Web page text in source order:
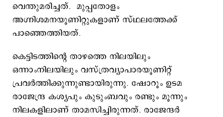
വെന്തുമരിച്ചത്. മുപ്പതോളം
അഗ്നിശമനയൂണിറ്റുകളാണ് സ്ഥലത്തേക്ക്
പാഞ്ഞെത്തിയത്.
കെട്ടിടത്തിന്റെ താഴത്തെ നിലയിലും
ഒന്നാംനിലയിലും വസ്ത്രവ്യാപാരയൂണിറ്റ്
പ്രവര്‍ത്തിക്കുന്നുണ്ടായിരുന്നു. ഷോറൂം ഉടമ
രാജേന്ദ്ര കശ്യപും കുടുംബവും രണ്ടും മൂന്നും
നിലകളിലാണ് താമസിച്ചിരുന്നത്. രാജേന്ദർ